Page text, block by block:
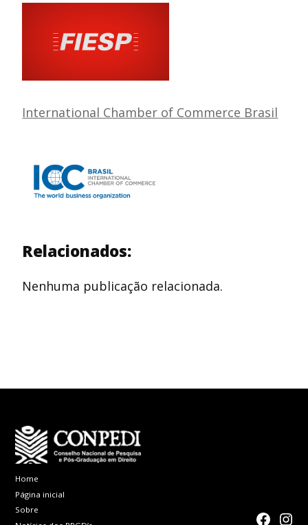
International Chamber of Commerce Brasil
Relacionados:
Nenhuma publicação relacionada.
Home
Página inicial
Sobre